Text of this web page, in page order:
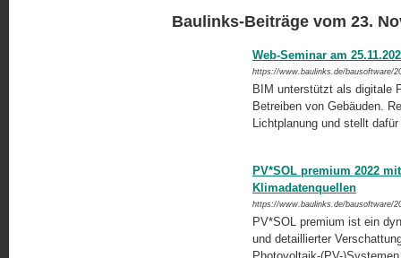
Baulinks-Beiträge vom 23.
Web-Seminar am
https://www.baulinks.de/bausoftware/
BIM unterstützt als digitale
Betreiben von Gebäuden.
Lichtplanung und stellt
PV*SOL premium 2022
Klimadatenquellen
https://www.baulinks.de/bausoftware/
PV*SOL premium ist ein
und detaillierter